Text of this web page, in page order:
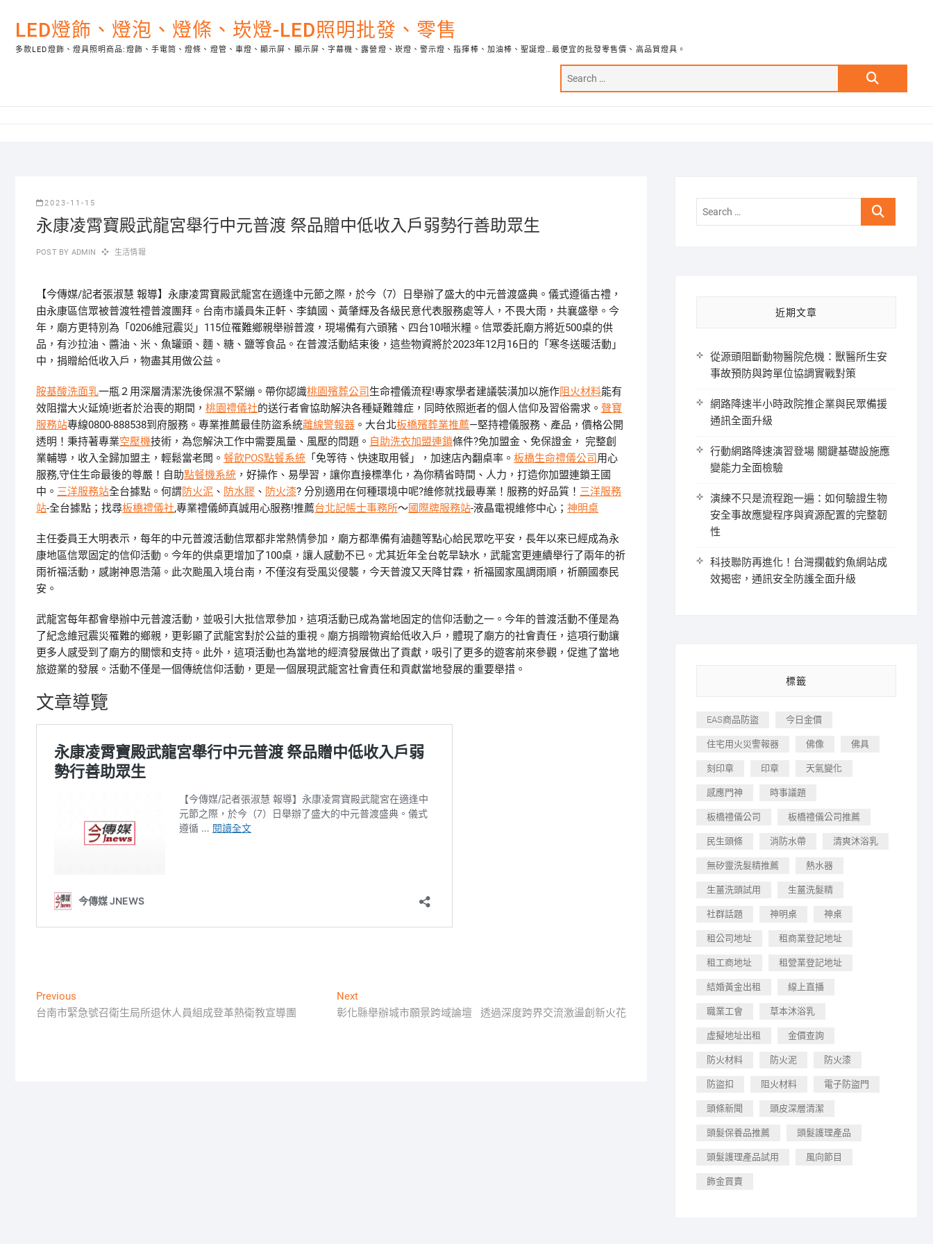
contentLED燈飾、燈泡、燈條、崁燈-LED照明批發、零售
多款LED燈飾、燈具照明商品:燈飾、手電筒、燈條、燈管、車燈、顯示屏、顯示屏、字幕機、露營燈、崁燈、警示燈、指揮棒、加油棒、聖誕燈…最便宜的批發零售價、高品質燈具。
Search
2023-11-15
永康凌霄寶殿武龍宮舉行中元普渡 祭品贈中低收入戶弱勢行善助眾生
POST BY ADMIN 生活情報
【今傳媒/記者張淑慧 報導】永康凌霄寶殿武龍宮在適逢中元節之際，於今（7）日舉辦了盛大的中元普渡盛典。儀式遵循古禮，
由永康區信眾被普渡牲禮普渡團拜。台南市議員朱正軒、李鎮國、黃肇輝及各級民意代表服務處等人，不畏大雨，共襄盛舉。今
年，廟方更特別為「0206維冠震災」115位罹難鄉親舉辦普渡，現場備有六頭豬、四台10噸米糧。信眾委託廟方將近500桌的供
品，有沙拉油、醬油、米、魚罐頭、麵、糖、鹽等食品。在普渡活動結束後，這些物資將於2023年12月16日的「寒冬送暖活動」
中，捐贈給低收入戶，物盡其用做公益。
胺基酸洗面乳一瓶２用深層清潔洗後保濕不緊繃。帶你認識桃園殯葬公司生命禮儀流程!專家學者建議裝潢加以施作阻火材料能有
效阻擋大火延燒!逝者於治喪的期間， 桃園禮儀社的送行者會協助解決各種疑難雜症，同時依照逝者的個人信仰及習俗需求。 聲寶
服務站專線0800-888538到府服務。專業推薦最佳防盜系統離線警報器 。大台北板橋殯葬業推薦—堅持禮儀服務、產品，價格公開
透明！秉持著專業空壓機技術，為您解決工作中需要風量、風壓的問題。 自助洗衣加盟連鎖條件?免加盟金、免保證金， 完整創
業輔導，收入全歸加盟主，輕鬆當老闆。 餐飲POS點餐系統 「免等待、快速取用餐」，加速店內翻桌率。 板橋生命禮儀公司用心
服務,守住生命最後的尊嚴！自助點餐機系統 ，好操作、易學習，讓你直接標準化，為你精省時間、人力，打造你加盟連鎖王國
中。 三洋服務站全台據點。何謂防火泥 、 防水膠 、 防火漆? 分別適用在何種環境中呢?維修就找最專業！服務的好品質！ 三洋服務
站-全台據點；找尋板橋禮儀社,專業禮儀師真誠用心服務!推薦台北記帳士事務所～國際牌服務站-液晶電視維修中心； 神明桌
主任委員王大明表示，每年的中元普渡活動信眾都非常熱情參加，廟方都準備有滷麵等點心給民眾吃平安，長年以來已經成為永
康地區信眾固定的信仰活動。今年的供桌更增加了100桌，讓人感動不已。尤其近年全台乾旱缺水，武龍宮更連續舉行了兩年的祈
雨祈福活動，感謝神恩浩蕩。此次颱風入境台南，不僅沒有受風災侵襲，今天普渡又天降甘霖，祈福國家風調雨順，祈願國泰民
安。
武龍宮每年都會舉辦中元普渡活動，並吸引大批信眾參加，這項活動已成為當地固定的信仰活動之一。今年的普渡活動不僅是為
了紀念維冠震災罹難的鄉親，更彰顯了武龍宮對於公益的重視。廟方捐贈物資給低收入戶，體現了廟方的社會責任，這項行動讓
更多人感受到了廟方的關懷和支持。此外，這項活動也為當地的經濟發展做出了貢獻，吸引了更多的遊客前來參觀，促進了當地
旅遊業的發展。活動不僅是一個傳統信仰活動，更是一個展現武龍宮社會責任和貢獻當地發展的重要舉措。
文章導覽
文
章
Previous
post:
台南市緊急號召衛生局所退休人員組成登革熱衛教宣導團
NextNext
post:
彰化縣舉辦城市願景跨域論壇 透過深度跨界交流激盪創新火花
Search
近期文章
從源頭阻斷動物醫院危機：獸醫所生安
事故預防與跨單位協調實戰對策
網路降速半小時政院推企業與民眾備援
通訊全面升級
行動網路降速演習登場 關鍵基礎設施應
變能力全面檢驗
演練不只是流程跑一遍：如何驗證生物
安全事故應變程序與資源配置的完整韌
性
科技聯防再進化！台灣攔截釣魚網站成
效揭密，通訊安全防護全面升級
標籤
EAS商品防盜 今日金價
住宅用火災警報器 佛像 佛具
刻印章 印章 天氣變化
感應門神 時事議題
板橋禮儀公司 板橋禮儀公司推薦
民生頭條 消防水帶 清爽沐浴乳
無矽靈洗髮精推薦 熱水器
生薑洗頭試用 生薑洗髮精
社群話題 神明桌 神桌
租公司地址 租商業登記地址
租工商地址 租營業登記地址
結婚黃金出租 線上直播
職業工會 草本沐浴乳
虛擬地址出租 金價查詢
防火材料 防火泥 防火漆
防盜扣 阻火材料 電子防盜門
頭條新聞 頭皮深層清潔
頭髮保養品推薦 頭髮護理產品
頭髮護理產品試用 風向節目
飾金買賣